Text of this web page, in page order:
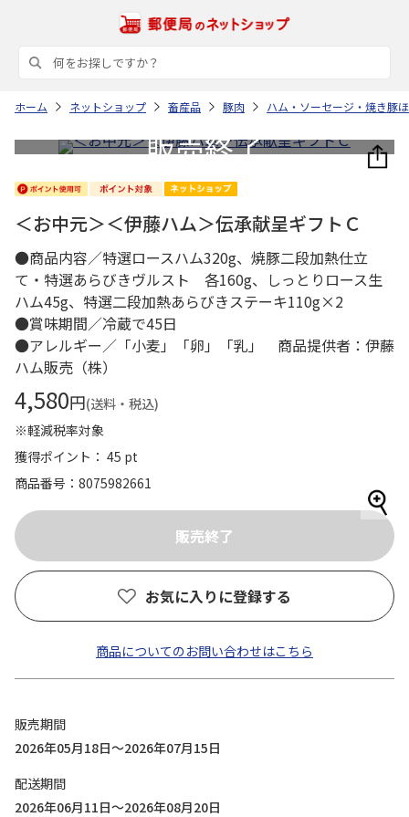
ホーム ネットショップ 畜産品 豚肉 ハム・ソーセージ・焼き豚
＜お中元＞＜伊藤ハム＞伝承献呈ギフトＣ
●商品内容／特選ロースハム320g、焼豚二段加熱仕立
て・特選あらびきヴルスト 各160g、しっとりロース生
ハム45g、特選二段加熱あらびきステーキ110g×2
●賞味期間／冷蔵で45日
●アレルギー／「小麦」「卵」「乳」 商品提供者：伊藤
ハム販売（株）
4,580円(送料・税込)
※軽減税率対象
獲得ポイント： 45 pt
商品番号
8075982661
お気に入りに登録する
商品についてのお問い合わせはこちら
販売期間
2026年05月18日～2026年07月15日
配送期間
2026年06月11日～2026年08月20日